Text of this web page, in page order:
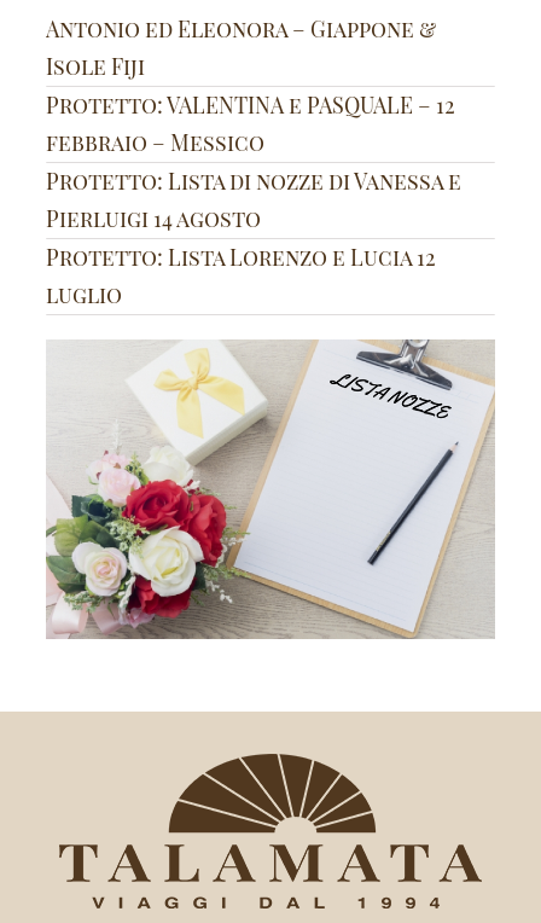
Antonio ed Eleonora – Giappone &
Isole Fiji
Protetto: VALENTINA e PASQUALE – 12
febbraio – Messico
Protetto: Lista di nozze di Vanessa e
Pierluigi 14 agosto
Protetto: Lista Lorenzo e Lucia 12
luglio